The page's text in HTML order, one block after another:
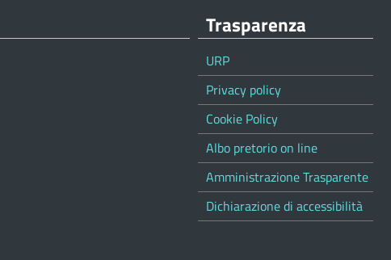
Trasparenza
URP
Privacy policy
Cookie Policy
Albo pretorio on line
Amministrazione Trasparente
Dichiarazione di accessibilità